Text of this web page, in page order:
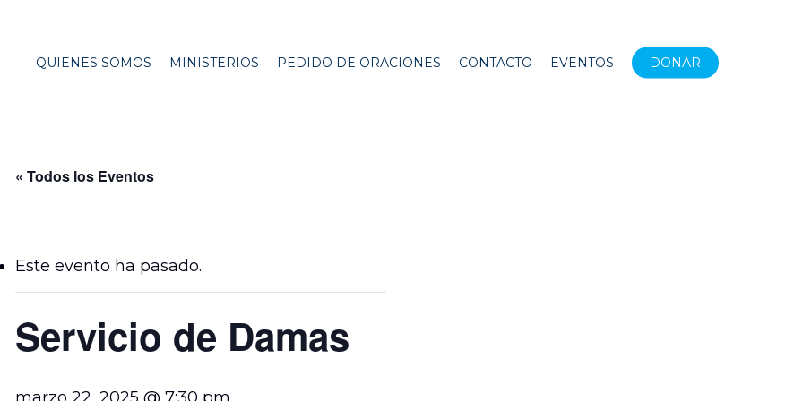
QUIENES SOMOS MINISTERIOS PEDIDO DE ORACIONES CONTACTO EVENTOS DONAR
« Todos los Eventos
Este evento ha pasado.
Servicio de Damas